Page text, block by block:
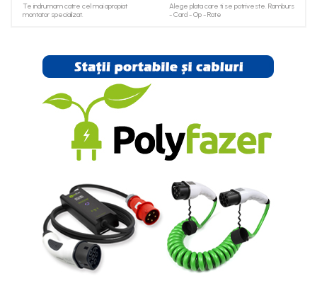
Te indrumam catre cel mai apropiat
montator specializat.
Alege plata care ti se potriveste. Ramburs
- Card - Op - Rate